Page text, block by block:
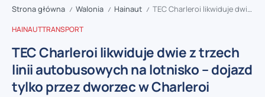
Strona główna / Walonia / Hainaut / TEC Charleroi likwiduje dwie z trzech linii autobusowych na lotnisko – dojazd tylko przez dworzec w Charleroi
HAINAUTTRANSPORT
TEC Charleroi likwiduje dwie z trzech
linii autobusowych na lotnisko – dojazd
tylko przez dworzec w Charleroi